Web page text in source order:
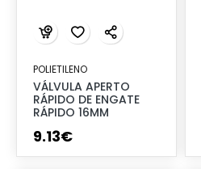
POLIETILENO
VÁLVULA APERTO
RÁPIDO DE ENGATE
RÁPIDO 16MM
9.13€